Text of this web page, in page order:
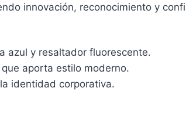
innovación, reconocimiento y
azul y resaltador fluorescente.
aporta estilo moderno.
identidad corporativa.